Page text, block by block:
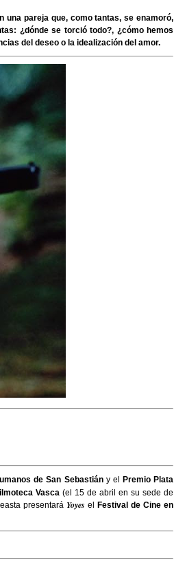
una pareja que, como tantas, se enamoró,
¿dónde se torció todo?, ¿cómo hemos
del deseo o la idealización del amor.
de San Sebastiány el
Premio Plata
Vasca(el 15 de abril en su sede de
presentará Yoyes el
Festival de Cine en